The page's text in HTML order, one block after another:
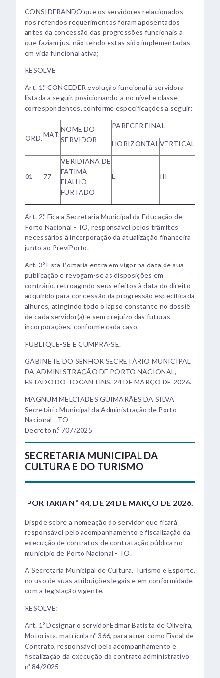
CONSIDERANDO que os servidores relacionados
nos referidos requerimentos foram aposentados
antes da concessão das progressões funcionais a
que faziam jus, não tendo estas sido implementadas
em vida funcional ativa;
RESOLVE
Art. 1.º CONCEDER evolução funcional à servidora
listada a seguir, posicionando-a no nível e classe
correspondentes, conforme especificações a seguir:
ORD.MAT.
NOME DO
SERVIDOR
PARECER FINAL
HORIZONTAL VERTICAL
01 77
VERIDIANA DE
FATIMA
FIALHO
FURTADO
L III
Art. 2.º Fica a Secretaria Municipal da Educação de
Porto Nacional - TO, responsável pelos trâmites
necessários à incorporação da atualização financeira
junto ao PreviPorto.
Art. 3º Esta Portaria entra em vigor na data de sua
publicação e revogam-se as disposições em
contrário, retroagindo seus efeitos à data do direito
adquirido para concessão da progressão especificada
alhures, atingindo todo o lapso constante no dossiê
de cada servidor(a) e sem prejuízo das futuras
incorporações, conforme cada caso.
PUBLIQUE-SE E CUMPRA-SE.
GABINETE DO SENHOR SECRETÁRIO MUNICIPAL
DA ADMINISTRAÇÃO DE PORTO NACIONAL,
ESTADO DO TOCANTINS, 24 DE MARÇO DE 2026.
MAGNUM MELCIADES GUIMARÃES DA SILVA
Secretário Municipal da Administração de Porto
Nacional - TO
Decreto n.º 707/2025
SECRETARIA MUNICIPAL DA
CULTURA E DO TURISMO
PORTARIA Nº 44, DE 24 DE MARÇO DE 2026.
Dispõe sobre a nomeação do servidor que ficará
responsável pelo acompanhamento e fiscalização da
execução de contratos de contratação pública no
município de Porto Nacional - TO.
A Secretaria Municipal de Cultura, Turismo e Esporte,
no uso de suas atribuições legais e em conformidade
com a legislação vigente,
RESOLVE:
Art. 1º Designar o servidor Edmar Batista de Oliveira,
Motorista, matrícula nº 366, para atuar como Fiscal de
Contrato, responsável pelo acompanhamento e
fiscalização da execução do contrato administrativo
nº 84/2025